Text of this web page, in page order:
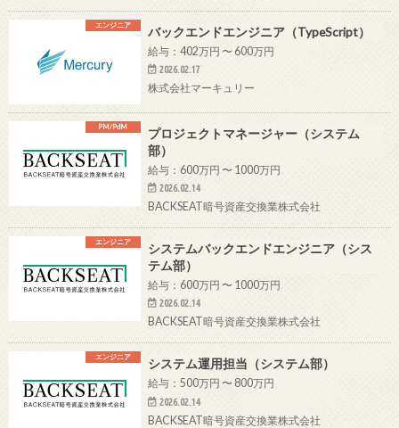
エンジニア バックエンドエンジニア（TypeScript）
給与：402万円 〜 600万円
2026.02.17
株式会社マーキュリー
PM/PdM
プロジェクトマネージャー（システム
部）
給与：600万円 〜 1000万円
2026.02.14
BACKSEAT暗号資産交換業株式会社
エンジニア
システムバックエンドエンジニア（シス
テム部）
給与：600万円 〜 1000万円
2026.02.14
BACKSEAT暗号資産交換業株式会社
エンジニア システム運用担当（システム部）
給与：500万円 〜 800万円
2026.02.14
BACKSEAT暗号資産交換業株式会社